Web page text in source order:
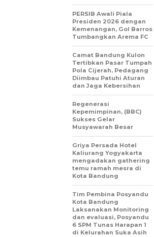
PERSIB Awali Piala
Presiden 2026 dengan
Kemenangan, Gol Barros
Tumbangkan Arema FC
Camat Bandung Kulon
Tertibkan Pasar Tumpah
Pola Cijerah, Pedagang
Diimbau Patuhi Aturan
dan Jaga Kebersihan
​Regenerasi
Kepemimpinan, (BBC)
Sukses Gelar
Musyawarah Besar
Griya Persada Hotel
Kaliurang Yogyakarta
mengadakan gathering
temu ramah mesra di
Kota Bandung
Tim Pembina Posyandu
Kota Bandung
Laksanakan Monitoring
dan evaluasi, Posyandu
6 SPM Tunas Harapan 1
di Kelurahan Suka Asih